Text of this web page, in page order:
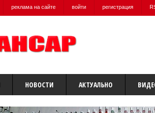
реклама на сайте войти регистрация
НОВОСТИ АКТУАЛЬНО